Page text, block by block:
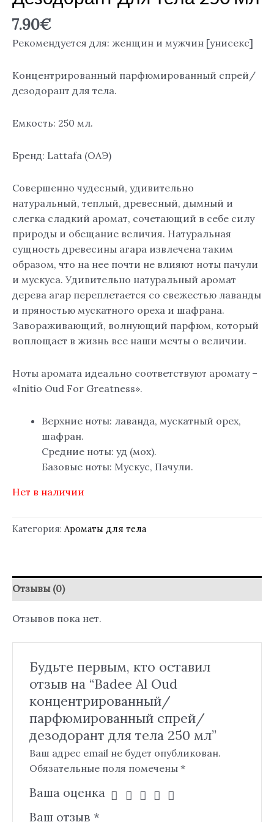
7.90€
Рекомендуется для: женщин и мужчин [унисекс]
Концентрированный парфюмированный спрей/
дезодорант для тела.
Емкость: 250 мл.
Бренд: Lattafa (ОАЭ)
Совершенно чудесный, удивительно
натуральный, теплый, древесный, дымный и
слегка сладкий аромат, сочетающий в себе силу
природы и обещание величия. Натуральная
сущность древесины агара извлечена таким
образом, что на нее почти не влияют ноты пачули
и мускуса. Удивительно натуральный аромат
дерева агар переплетается со свежестью лаванды
и пряностью мускатного ореха и шафрана.
Завораживающий, волнующий парфюм, который
воплощает в жизнь все наши мечты о величии.
Ноты аромата идеально соответствуют аромату –
«Initio Oud For Greatness».
Верхние ноты: лаванда, мускатный орех,
шафран.
Средние ноты: уд (мох).
Базовые ноты: Мускус, Пачули.
Нет в наличии
Категория: Ароматы для тела
Отзывы (0)
Отзывов пока нет.
Будьте первым, кто оставил
отзыв на “Badee Al Oud
концентрированный/
парфюмированный спрей/
дезодорант для тела 250 мл”
Ваш адрес email не будет опубликован.
Обязательные поля помечены *
Ваша оценка
Ваш отзыв *